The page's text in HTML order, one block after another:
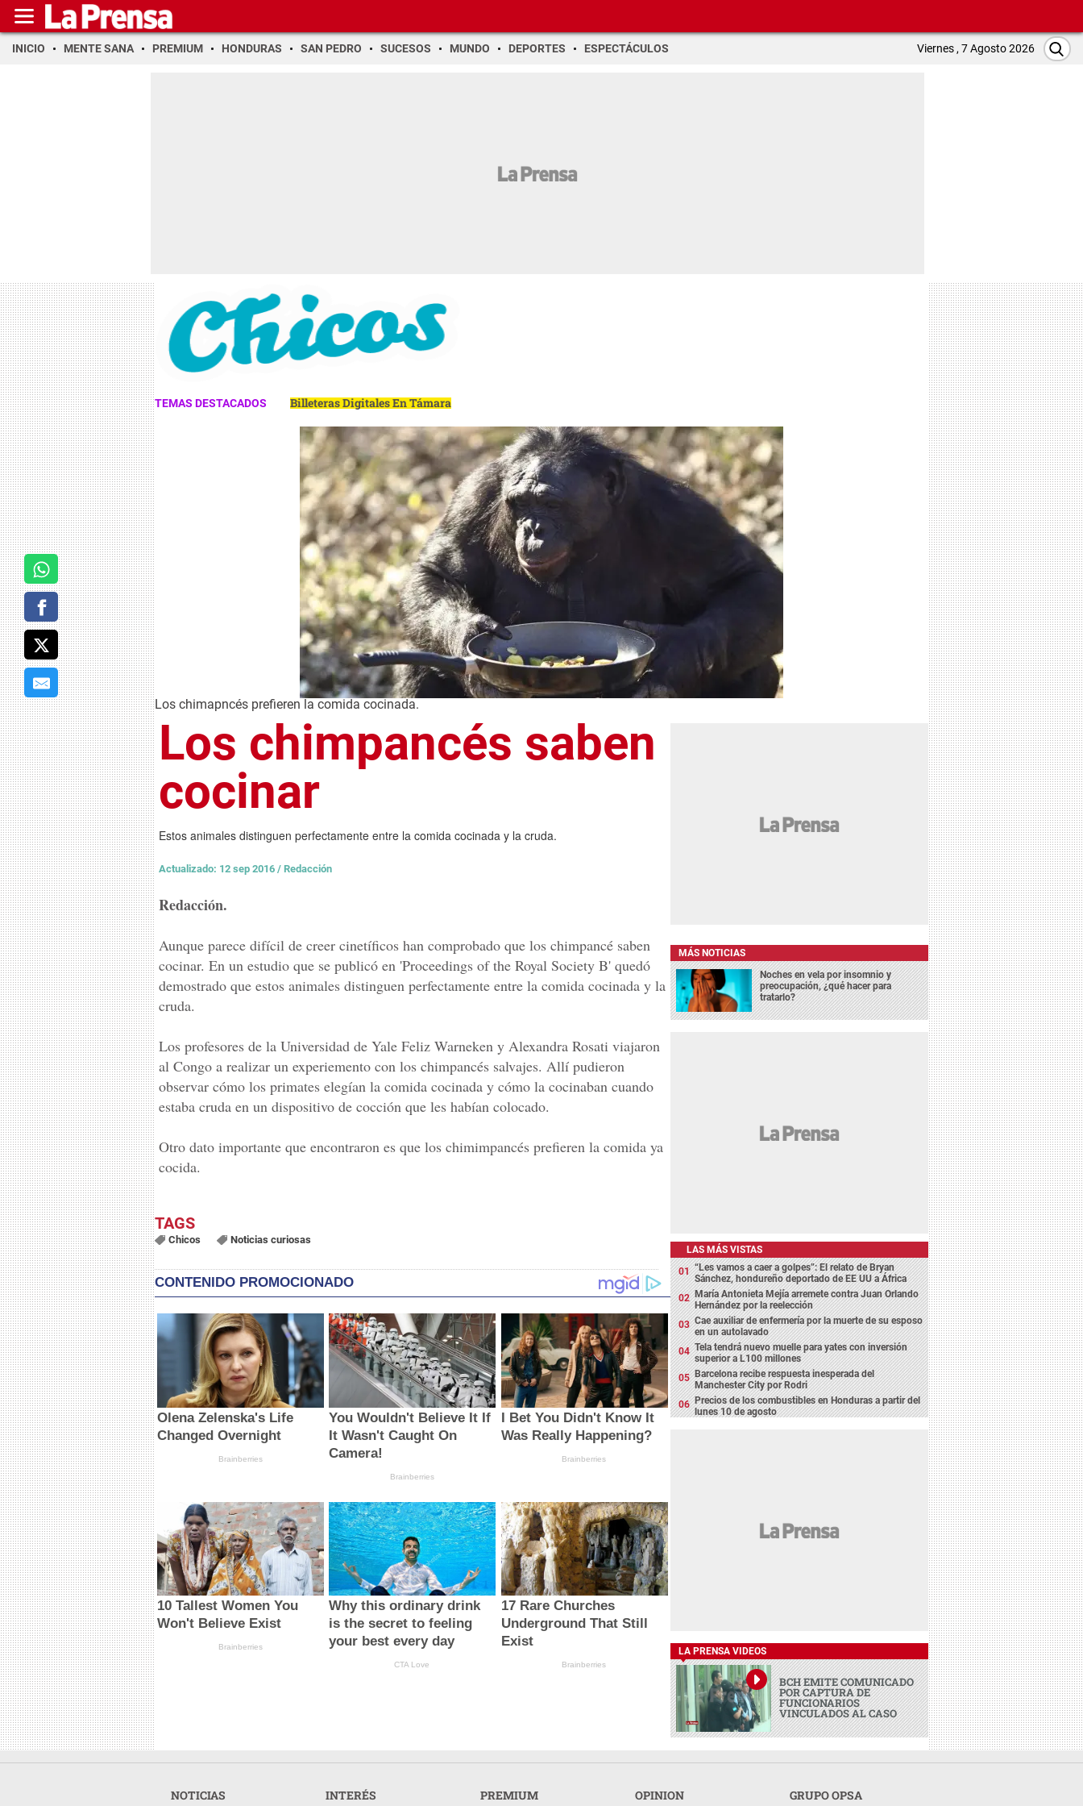
INICIO MENTE SANA PREMIUM HONDURAS SAN PEDRO SUCESOS MUNDO DEPORTES ESPECTÁCULOS Viernes , 7 Agosto 2026
TEMAS DESTACADOS Billeteras Digitales En Támara
Los chimapncés prefieren la comida cocinada.
Los chimpancés saben
cocinar
Estos animales distinguen perfectamente entre la comida cocinada y la cruda.
Actualizado: 12 sep 2016 / Redacción
Redacción.
Aunque parece difícil de creer cinetíficos han comprobado que los chimpancé saben
cocinar. En un estudio que se publicó en 'Proceedings of the Royal Society B' quedó
demostrado que estos animales distinguen perfectamente entre la comida cocinada y la
cruda.
Los profesores de la Universidad de Yale Feliz Warneken y Alexandra Rosati viajaron
al Congo a realizar un experiemento con los chimpancés salvajes. Allí pudieron
observar cómo los primates elegían la comida cocinada y cómo la cocinaban cuando
estaba cruda en un dispositivo de cocción que les habían colocado.
Otro dato importante que encontraron es que los chimimpancés prefieren la comida ya
cocida.
Chicos Noticias curiosas
CONTENIDO PROMOCIONADO
Olena Zelenska's Life
Changed Overnight
Brainberries
You Wouldn't Believe It If
It Wasn't Caught On
Camera!
Brainberries
I Bet You Didn't Know It
Was Really Happening?
Brainberries
10 Tallest Women You
Won't Believe Exist
Brainberries
Why this ordinary drink
is the secret to feeling
your best every day
CTA Love
17 Rare Churches
Underground That Still
Exist
Brainberries
MÁS NOTICIAS
Noches en vela por insomnio y
preocupación, ¿qué hacer para
tratarlo?
LAS MÁS VISTAS
“Les vamos a caer a golpes”: El relato de Bryan
Sánchez, hondureño deportado de EE UU a África
María Antonieta Mejía arremete contra Juan Orlando
Hernández por la reelección
Cae auxiliar de enfermería por la muerte de su esposo
en un autolavado
Tela tendrá nuevo muelle para yates con inversión
superior a L100 millones
Barcelona recibe respuesta inesperada del
Manchester City por Rodri
Precios de los combustibles en Honduras a partir del
lunes 10 de agosto
LA PRENSA VIDEOS
BCH EMITE COMUNICADO
POR CAPTURA DE
FUNCIONARIOS
VINCULADOS AL CASO
NOTICIAS INTERÉS PREMIUM OPINION GRUPO OPSA